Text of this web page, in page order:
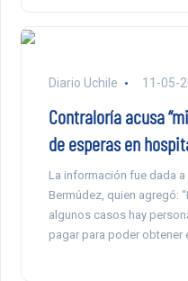
Diario Uchile 11-05-
Contraloría acusa
de esperas en
La información fue dada
Bermúdez, quien agregó:
algunos casos hay
pagar para poder obtener